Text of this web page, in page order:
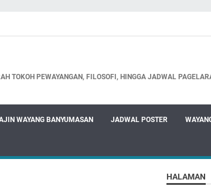
TOKOH PEWAYANGAN, FILOSOFI, HINGGA JADWAL
WAYANG BANYUMASAN JADWAL POSTER
HALAMAN